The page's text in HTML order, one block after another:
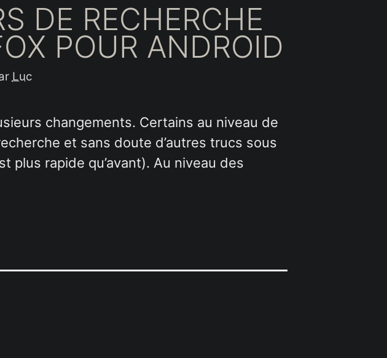
DE RECHERCHE
POUR ANDROID
Luc
changements. Certains au niveau de
et sans doute d’autres trucs sous
plus rapide qu’avant). Au niveau des